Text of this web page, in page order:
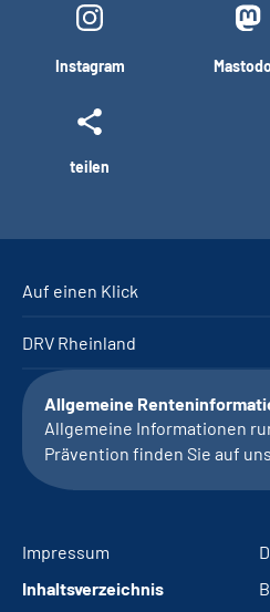
Instagram
teilen
Auf einen Klick
DRV Rheinland
Allgemeine
Allgemeine Informationen
Prävention finden Sie auf
Impressum
Inhaltsverzeichnis